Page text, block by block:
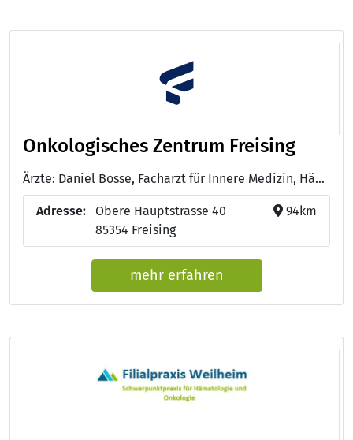
Onkologisches Zentrum Freising
Ärzte: Daniel Bosse, Facharzt für Innere Medizin, Hämatologie und Onkologie - Dr. med. Christoph Schilling von Canstatt, Facharzt für Innere Medizin, Hämatologie und Onkologie
Adresse:
Obere Hauptstrasse 40
85354 Freising
94km
mehr erfahren